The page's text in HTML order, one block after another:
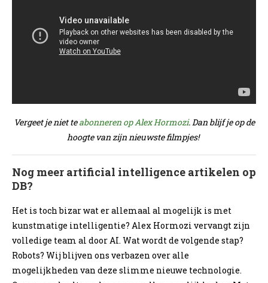
Vergeet je niet teabonneren op Alex Hormozi. Dan blijf je op de
hoogte van zijn nieuwste filmpjes!
Nog meer artificial intelligence artikelen op
DB?
Het is toch bizar wat er allemaal al mogelijk is met
kunstmatige intelligentie? Alex Hormozi vervangt zijn
volledige team al door AI. Wat wordt de volgende stap?
Robots? Wij blijven ons verbazen over alle
mogelijkheden van deze slimme nieuwe technologie.